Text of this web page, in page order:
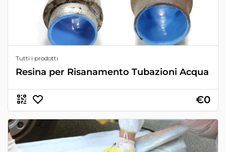
Tutti i prodotti
Resina per Risanamento Tubazioni Acqua
€0